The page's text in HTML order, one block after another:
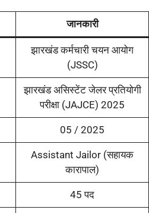
जानकारी
झारखंड कर्मचारी चयन आयोग
(JSSC)
झारखंड असिस्टेंट जेलर प्रतियोगी
परीक्षा (JAJCE) 2025
05 / 2025
Assistant Jailor (सहायक
कारापाल)
45 पद